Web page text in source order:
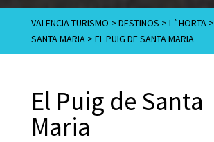
VALENCIA TURISMO > DESTINOS > L`HORTA>
SANTA MARIA> EL PUIG DE SANTA MARIA
El Puig de Santa
Maria